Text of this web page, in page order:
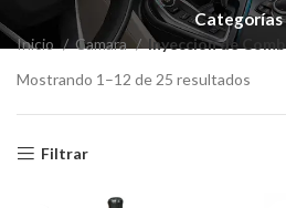
Categorías
Inicio Camara
Inyección de
Mostrando 1–12 de 25 resultados
Filtrar